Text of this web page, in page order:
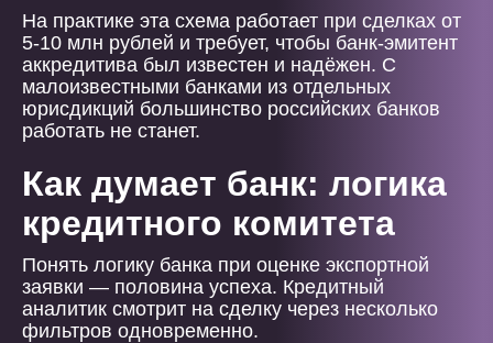
На практике эта схема работает при сделках от
5-10 млн рублей и требует, чтобы банк-эмитент
аккредитива был известен и надёжен. С
малоизвестными банками из отдельных
юрисдикций большинство российских банков
работать не станет.
Как думает банк: логика
кредитного комитета
Понять логику банка при оценке экспортной
заявки — половина успеха. Кредитный
аналитик смотрит на сделку через несколько
фильтров одновременно.